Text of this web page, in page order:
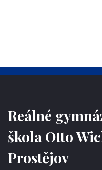
Reálné
škola Otto
Prostějov